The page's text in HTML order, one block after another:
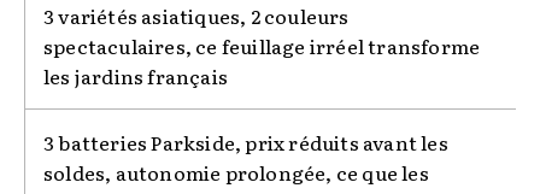
3 variétés asiatiques, 2 couleurs
spectaculaires, ce feuillage irréel transforme
les jardins français
3 batteries Parkside, prix réduits avant les
soldes, autonomie prolongée, ce que les